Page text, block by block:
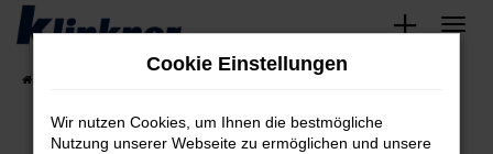
Zum
springen
Cookie Einstellungen
Wir nutzen Cookies, um Ihnen die bestmögliche
Nutzung unserer Webseite zu ermöglichen und unsere